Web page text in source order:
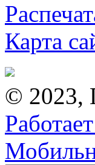
Карта
© 2023,